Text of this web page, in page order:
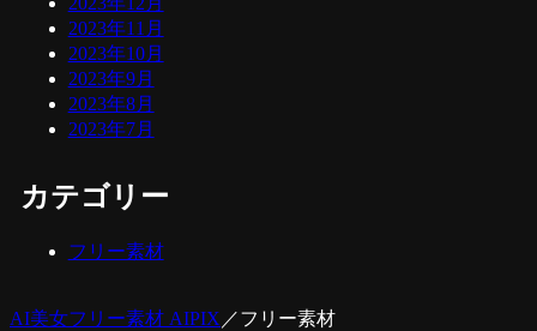
2023年11月
2023年10月
2023年9月
2023年8月
2023年7月
カテゴリー
フリー素材
AI美女フリー素材 AIPIX ／フリー素材